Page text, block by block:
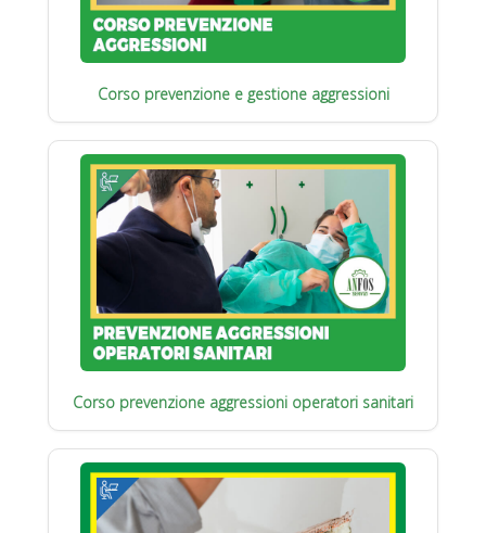
Corso prevenzione e gestione aggressioni
Corso prevenzione aggressioni operatori sanitari